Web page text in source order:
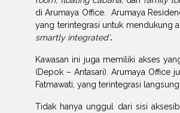
di Arumaya Office. Arumaya
yang terintegrasi untuk mendukung
smartly integrated’.
Kawasan ini juga memiliki akses
(Depok – Antasari). Arumaya Office
Fatmawati, yang terintegrasi
Tidak hanya unggul dari sisi